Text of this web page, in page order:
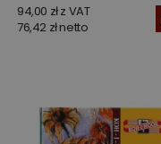
94,00 zł z VAT
76,42 zł netto